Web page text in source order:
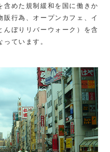
めた規制緩和を国に働きか
行為、オープンカフェ、イ
ぼりリバーウォーク）を含
ています。